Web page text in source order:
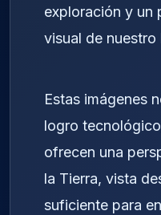
exploración y un
visual de nuestro
Estas imágenes
logro
ofrecen una
la Tierra, vista
suficiente para